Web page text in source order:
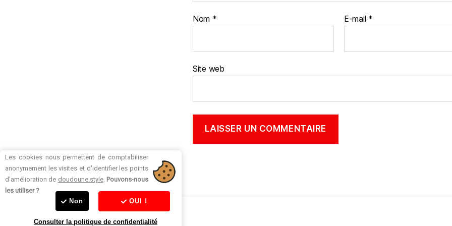
Nom * E-mail *
Site web
OUI !
Les cookies nous permettent de comptabiliser
anonymement les visites et d'identifier les points
d'amélioration de doudoune.style. Pouvons-nous
les utiliser ?
Consulter la politique de confidentialité
Non